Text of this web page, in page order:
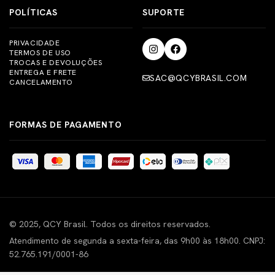
POLÍTICAS
PRIVACIDADE
TERMOS DE USO
TROCAS E DEVOLUÇÕES
ENTREGA E FRETE
CANCELAMENTO
SUPORTE
SAC@QCYBRASIL.COM
FORMAS DE PAGAMENTO
© 2025, QCY Brasil. Todos os direitos reservados.
Atendimento de segunda a sexta-feira, das 9h00 às 18h00. CNPJ:
52.765.191/0001-86